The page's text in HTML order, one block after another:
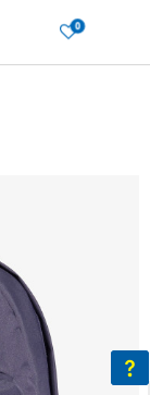
0
prodavnici po vašem